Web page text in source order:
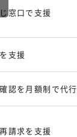
窓口で支援
支援
認を月額制で代行
請求を支援